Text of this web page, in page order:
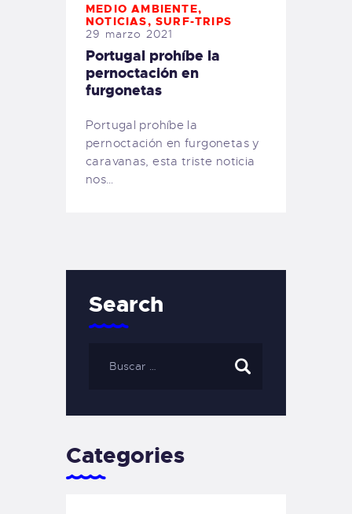
MEDIO AMBIENTE,
NOTICIAS,SURF-TRIPS
29 marzo 2021
Portugal prohíbe la
pernoctación en
furgonetas
Portugal prohíbe la
pernoctación en furgonetas y
caravanas, esta triste noticia
nos…
Search
Categories